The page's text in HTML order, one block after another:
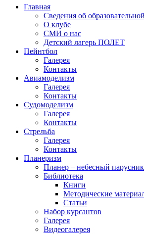
Главная
Сведения об
О клубе
СМИ о нас
Детский лагерь ПОЛЕТ
Пейнтбол
Галерея
Контакты
Авиамоделизм
Галерея
Контакты
Судомоделизм
Галерея
Контакты
Стрельба
Галерея
Контакты
Планеризм
Планер – небесный парусник
Библиотека
Книги
Методические
Статьи
Набор курсантов
Галерея
Видеогалерея